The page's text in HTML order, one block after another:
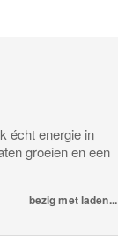
écht energie in
groeien en een
bezig met laden...